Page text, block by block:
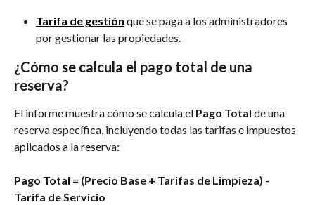
Tarifa de gestión que se paga a los administradores
por gestionar las propiedades.
¿Cómo se calcula el pago total de una
reserva?
El informe muestra cómo se calcula el Pago Total de una
reserva específica, incluyendo todas las tarifas e impuestos
aplicados a la reserva:
Pago Total = (Precio Base + Tarifas de Limpieza) -
Tarifa de Servicio